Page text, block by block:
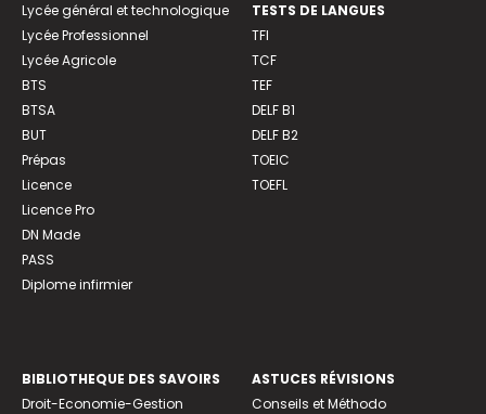
Lycée général et technologique
Lycée Professionnel
Lycée Agricole
BTS
BTSA
BUT
Prépas
Licence
Licence Pro
DN Made
PASS
Diplome infirmier
TESTS DE LANGUES
TFI
TCF
TEF
DELF B1
DELF B2
TOEIC
TOEFL
BIBLIOTHEQUE DES SAVOIRS
Droit-Economie-Gestion
ASTUCES RÉVISIONS
Conseils et Méthodo